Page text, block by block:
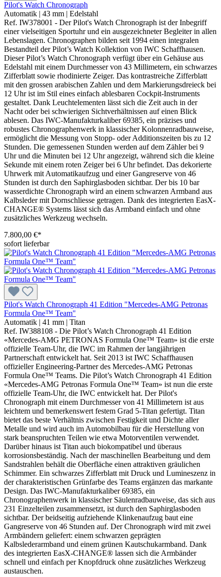
Pilot's Watch Chronograph
Automatik | 43 mm | Edelstahl
Ref. IW378001 - Der Pilot's Watch Chronograph ist der Inbegriff
einer vielseitigen Sportuhr und ein ausgezeichneter Begleiter in allen
Lebenslagen. Chronographen bilden seit 1994 einen integralen
Bestandteil der Pilot’s Watch Kollektion von IWC Schaffhausen.
Dieser Pilot’s Watch Chronograph verfügt über ein Gehäuse aus
Edelstahl mit einem Durchmesser von 43 Millimetern, ein schwarzes
Zifferblatt sowie rhodinierte Zeiger. Das kontrastreiche Zifferblatt
mit den grossen arabischen Zahlen und dem Markierungsdreieck bei
12 Uhr ist im Stil eines einfach ablesbaren Cockpit-Instruments
gestaltet. Dank Leuchtelementen lässt sich die Zeit auch in der
Nacht oder bei schwierigen Sichtverhältnissen auf einen Blick
ablesen. Das IWC-Manufakturkaliber 69385, ein präzises und
robustes Chronographenwerk in klassischer Kolonnenradbauweise,
ermöglicht die Messung von Stopp- oder Additionszeiten bis zu 12
Stunden. Die gemessenen Stunden werden auf dem Zähler bei 9
Uhr und die Minuten bei 12 Uhr angezeigt, während sich die kleine
Sekunde mit einem roten Zeiger bei 6 Uhr befindet. Das dekorierte
Uhrwerk mit Automatikaufzug und einer Gangreserve von 46
Stunden ist durch den Saphirglasboden sichtbar. Der bis 10 bar
wasserdichte Chronograph wird an einem schwarzen Armband aus
Kalbsleder mit Dornschliesse getragen. Dank des integrierten EasX-
CHANGE® Systems lässt sich das Armband einfach und ohne
zusätzliches Werkzeug wechseln.
7.800,00 €*
sofort lieferbar
Pilot's Watch Chronograph 41 Edition "Mercedes-AMG Petronas
Formula One™ Team"
Automatik | 41 mm | Titan
Ref. IW388108 - Die Pilot’s Watch Chronograph 41 Edition
«Mercedes-AMG PETRONAS Formula One™ Team» ist die erste
offizielle Team-Uhr, die IWC im Rahmen der langjährigen
Partnerschaft entwickelt hat. Seit 2013 ist IWC Schaffhausen
offizieller Engineering-Partner des Mercedes-AMG Petronas
Formula One™ Teams. Die Pilot’s Watch Chronograph 41 Edition
«Mercedes-AMG Petronas Formula One™ Team» ist nun die erste
offizielle Team-Uhr, die IWC entwickelt hat. Der Pilot's
Chronograph mit einem Durchmesser von 41 Millimetern ist aus
leichtem und bemerkenswert festem Grad 5-Titan gefertigt. Titan
bietet das beste Verhältnis zwischen Festigkeit und Dichte aller
Metalle und wird auch im Automobilbau für die Herstellung von
stark beanspruchten Teilen wie etwa Motorventilen verwendet.
Darüber hinaus ist Titan auch biokompatibel und überaus
korrosionsbeständig. Nach der maschinellen Bearbeitung und dem
Sandstrahlen behält die Oberfläche einen attraktiven gräulichen
Schimmer. Ein schwarzes Zifferblatt mit Druck und Lumineszenz in
der charakteristischen Grünfarbe des Teams ergänzen das markante
Design. Das IWC-Manufakturkaliber 69385, ein
Chronographenwerk in klassischer Säulenradbauweise, das sich aus
231 Einzelteilen zusammensetzt, ist durch den Saphirglasboden
sichtbar. Der beidseitig aufziehende Klinkenaufzug baut eine
Gangreserve von 46 Stunden auf. Der Chronograph wird mit zwei
Armbändern geliefert: einem schwarzen geprägten
Kalbslederarmband und einem grünen Kautschukarmband. Dank
des integrierten EasX-CHANGE® lassen sich die Armbänder
schnell und einfach per Knopfdruck ohne zusätzliches Werkzeug
austauschen.